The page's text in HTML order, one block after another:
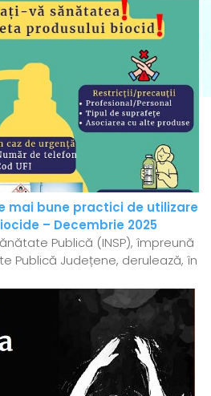
mai bune practici de utilizare
– Decembrie 2025
Publică (INSP), împreună
Publică Județene, derulează, în